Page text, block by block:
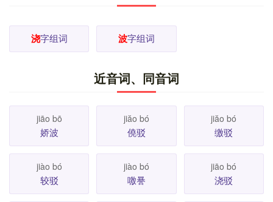
浇字组词 波字组词
近音词、同音词
jiāo bō
娇波
jiăo bó
僥驳
jiăo bó
缴驳
jiào bó
较驳
jiào bó
噭謈
jiāo bó
浇驳